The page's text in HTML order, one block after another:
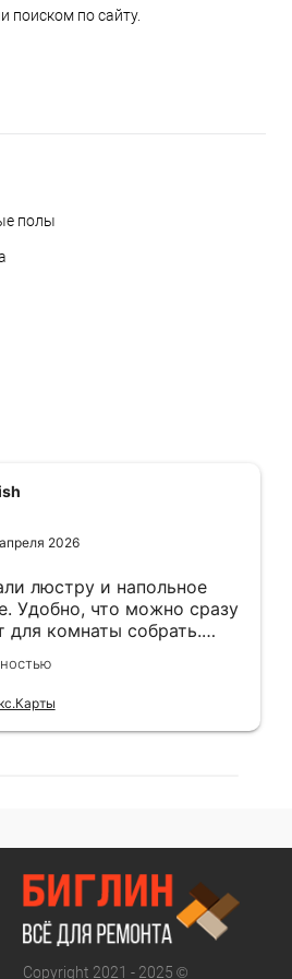
поиском по сайту.
полы
2026
люстру и напольное
Удобно, что можно сразу
для комнаты собрать.
Copyright 2021 - 2025 ©